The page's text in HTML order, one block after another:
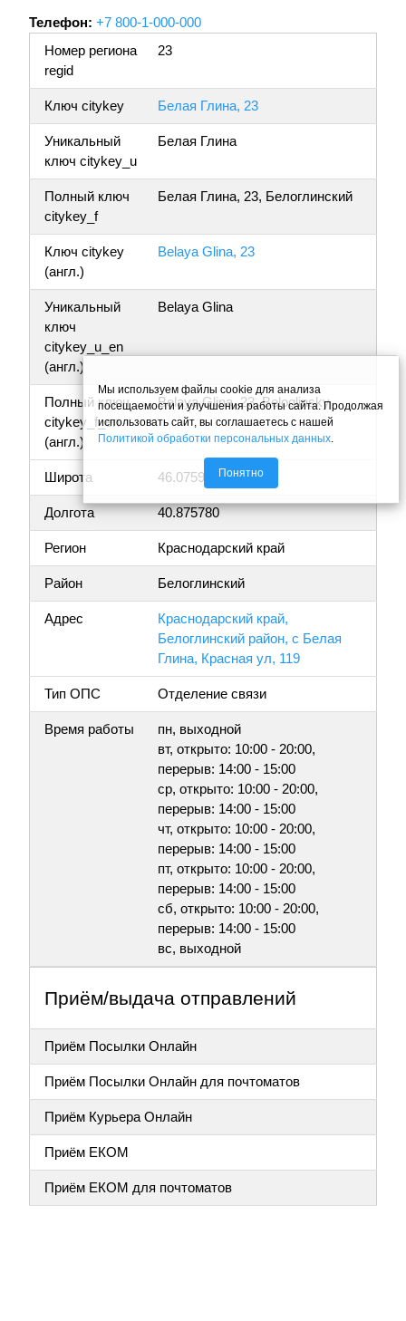
Телефон: +7 800-1-000-000
Номер региона
regid
23
Ключ citykey Белая Глина, 23
Уникальный
ключ citykey_u
Белая Глина
Полный ключ
citykey_f
Белая Глина, 23, Белоглинский
Ключ citykey
(англ.)
Belaya Glina, 23
Уникальный
ключ
citykey_u_en
(англ.)
Belaya Glina
Полный ключ
citykey_f_en
(англ.)
Belaya Glina, 23, Beloglinsky
Широта 46.075997
Долгота 40.875780
Регион Краснодарский край
Район Белоглинский
Адрес
Краснодарский край,
Белоглинский район, с Белая
Глина, Красная ул, 119
Тип ОПС Отделение связи
Время работы
пн, выходной
вт, открыто: 10:00 - 20:00,
перерыв: 14:00 - 15:00
ср, открыто: 10:00 - 20:00,
перерыв: 14:00 - 15:00
чт, открыто: 10:00 - 20:00,
перерыв: 14:00 - 15:00
пт, открыто: 10:00 - 20:00,
перерыв: 14:00 - 15:00
сб, открыто: 10:00 - 20:00,
перерыв: 14:00 - 15:00
вс, выходной
Приём/выдача отправлений
Приём Посылки Онлайн
Приём Посылки Онлайн для почтоматов
Приём Курьера Онлайн
Приём ЕКОМ
Приём ЕКОМ для почтоматов
Мы используем файлы cookie для анализа
посещаемости и улучшения работы сайта. Продолжая
использовать сайт, вы соглашаетесь с нашей
Политикой обработки персональных данных
Понятно